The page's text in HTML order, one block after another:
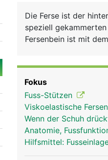
Die Ferse ist der
speziell
Fersenbein ist mit
Gehen und Laufen
Fokus
Fuss-Stützen
Viskoelastische
Wenn der Schuh
Anatomie,
Hilfsmittel: